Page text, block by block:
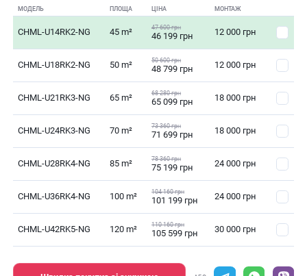
МОДЕЛЬ ПЛОЩА ЦІНА МОНТАЖ
CHML-U14RK2-NG 45 m² 47 600 грн
46 199 грн 12 000 грн
CHML-U18RK2-NG 50 m² 50 600 грн
48 799 грн 12 000 грн
CHML-U21RK3-NG 65 m² 68 280 грн
65 099 грн 18 000 грн
CHML-U24RK3-NG 70 m² 73 360 грн
71 699 грн 18 000 грн
CHML-U28RK4-NG 85 m² 78 360 грн
75 199 грн 24 000 грн
CHML-U36RK4-NG 100 m² 104 160 грн
101 199 грн 24 000 грн
CHML-U42RK5-NG 120 m² 110 160 грн
105 599 грн 30 000 грн